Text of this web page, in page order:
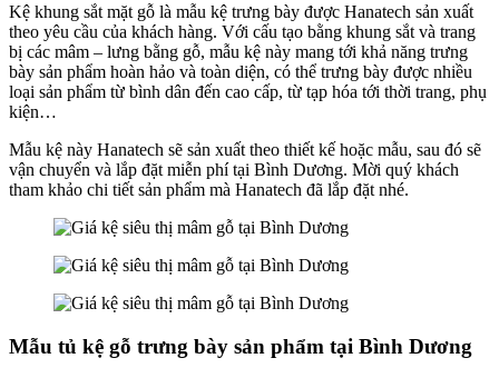
Kệ khung sắt mặt gỗ là mẫu kệ trưng bày được Hanatech sản xuất
theo yêu cầu của khách hàng. Với cấu tạo bằng khung sắt và trang
bị các mâm – lưng bằng gỗ, mẫu kệ này mang tới khả năng trưng
bày sản phẩm hoàn hảo và toàn diện, có thể trưng bày được nhiều
loại sản phẩm từ bình dân đến cao cấp, từ tạp hóa tới thời trang, phụ
kiện…
Mẫu kệ này Hanatech sẽ sản xuất theo thiết kế hoặc mẫu, sau đó sẽ
vận chuyển và lắp đặt miễn phí tại Bình Dương. Mời quý khách
tham khảo chi tiết sản phẩm mà Hanatech đã lắp đặt nhé.
Mẫu tủ kệ gỗ trưng bày sản phẩm tại Bình Dương